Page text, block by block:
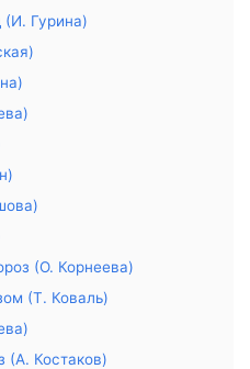
(И. Гурина)
(О. Корнеева)
(Т. Коваль)
Костаков)